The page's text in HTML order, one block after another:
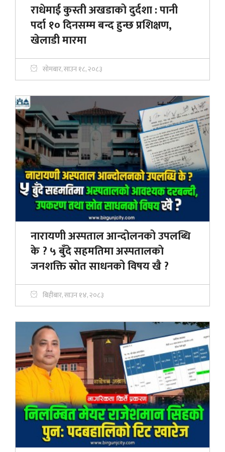
राधेमाई कुस्ती अखडाको दुर्दशा : पानी
पर्दा १० दिनसम्म बन्द हुन्छ प्रशिक्षण,
खेलाडी मारमा
सोमबार, साउन १८, २०८३
नारायणी अस्पताल आन्दोलनको उपलब्धि
के ? ५ बुँदे सहमतिमा अस्पतालकाे
जनशक्ति स्रोत साधनको विषय खै ?
बिहीबार, साउन १४, २०८३